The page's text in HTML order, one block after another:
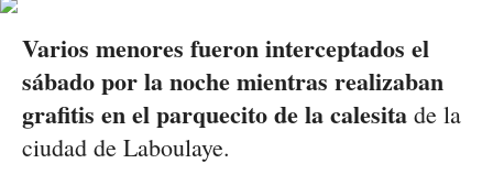
Varios menores fueron interceptados el
sábado por la noche mientras realizaban
grafitis en el parquecito de la calesita de la
ciudad de Laboulaye.